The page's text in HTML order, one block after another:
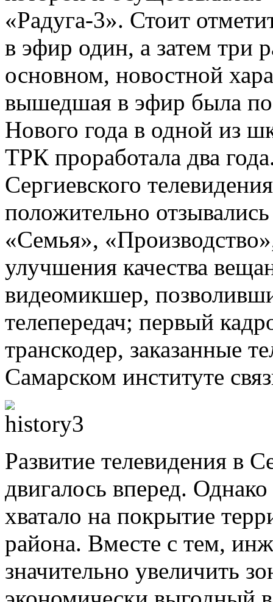
«Радуга-3». Стоит
в эфир один, а затем три
основном, новостной
вышедшая в эфир была
Нового года в одной из
ТРК проработала два
Сергиевского
положительно
«Семья»,
улучшения качества
видеомикшер,
телепередач; первый
транскодер, заказанные
Самарском институте
Развитие телевидения в
двигалось вперед.
хватало на покрытие
района. Вместе с тем,
значительно увеличить